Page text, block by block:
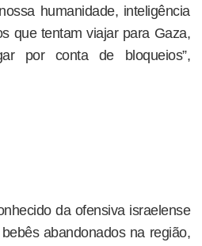
humanidade, inteligência
que tentam viajar para Gaza,
por conta de bloqueios”,
da ofensiva israelense
abandonados na região,